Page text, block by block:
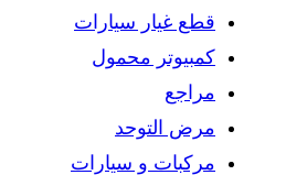
قطع غيار سيارات
كمبيوتر محمول
مراجع
مرض التوحد
مركبات و سيارات